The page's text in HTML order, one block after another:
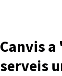
Canvis
serveis